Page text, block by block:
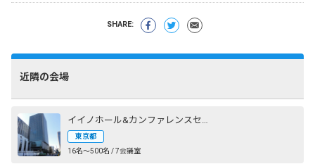
SHARE:
近隣の会場
イイノホール&カンファレンスセンター
東京都
16名〜500名 / 7会議室